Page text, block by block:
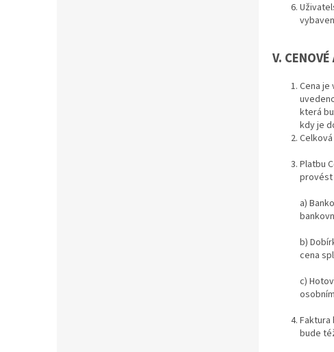
V.
Cena je
která
kdy je
Platbu
provést
a)
b)
cena
c)
Faktura
bude